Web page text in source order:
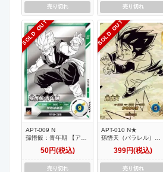
売り切れ 売り切れ
SOLD OUT
APT-009 N
孫悟飯：青年期 【アド
バンスパック 40th
Anniversary Edition】
50円(税込)
売り切れ
SOLD OUT
APT-010 N★
孫悟天（パラレル）
【アドバンスパック
40th Anniversary
Edition】
399円(税込)
売り切れ